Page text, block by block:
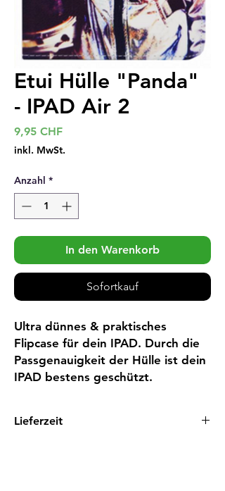
Etui Hülle "Panda"
- IPAD Air 2
9,95 CHFPreis
inkl. MwSt.
Anzahl *
In den Warenkorb
Sofortkauf
Ultra dünnes & praktisches
Flipcase für dein IPAD. Durch die
Passgenauigkeit der Hülle ist dein
IPAD bestens geschützt.
Lieferzeit